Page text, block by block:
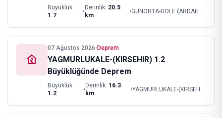
Büyüklük:
1.7
•
Derinlik: 20.5
km
• GUNORTA-GOLE (ARDAHAN)
07 Ağustos 2026• Deprem
YAGMURLUKALE-(KIRSEHIR) 1.2
Büyüklüğünde Deprem
Büyüklük:
1.2
•
Derinlik: 16.3
km
• YAGMURLUKALE-(KIRSEHIR)